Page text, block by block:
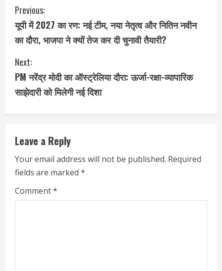
C
o
n
t
i
n
u
e
R
e
Previous:
यूपी में 2027 का रण: नई टीम, नया नेतृत्व और नितिन नवीन
का दौरा, भाजपा ने क्यों तेज कर दी चुनावी तैयारी?
Next:
PM नरेंद्र मोदी का ऑस्ट्रेलिया दौरा: ऊर्जा-रक्षा-व्यापारिक
साझेदारी को मिलेगी नई दिशा
Leave a Reply
Your email address will not be published. Required
fields are marked *
Comment*